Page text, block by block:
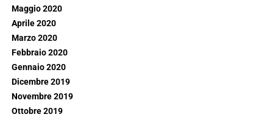
Maggio 2020
Aprile 2020
Marzo 2020
Febbraio 2020
Gennaio 2020
Dicembre 2019
Novembre 2019
Ottobre 2019